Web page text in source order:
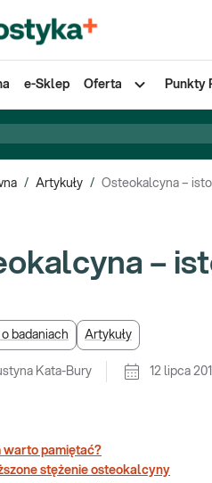
e-Sklep Oferta Punkty
/ Artykuły / Osteokalcyna –
–
badaniach Artykuły
Kata-Bury 12 lipca
warto pamiętać?
stężenie osteokalcyny